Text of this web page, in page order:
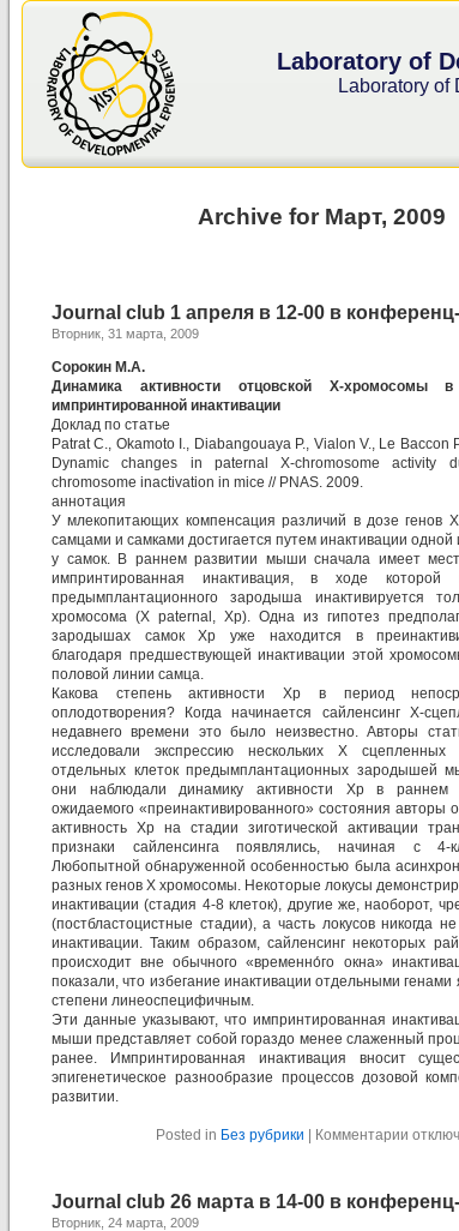
Laboratory of
Laboratory
Archive for Март, 2009
Journal club 1 апреля в 12-00 в
Вторник, 31 марта, 2009
Сорокин М.А.
Динамика активности отцовской Х-хромосомы
импринтированной инактивации
Доклад по статье
Patrat C., Okamoto I., Diabangouaya P., Vialon V., Le Baccon
Dynamic changes in paternal X-chromosome activity
chromosome inactivation in mice // PNAS. 2009.
аннотация
У млекопитающих компенсация различий в дозе генов
самцами и самками достигается путем инактивации одной
у самок. В раннем развитии мыши сначала имеет
импринтированная инактивация, в ходе которой
предымплантационного зародыша инактивируется
хромосома (X paternal, Xp). Одна из гипотез
зародышах самок Хр уже находится в
благодаря предшествующей инактивации этой
половой линии самца.
Какова степень активности Хр в период
оплодотворения? Когда начинается сайленсинг Х-
недавнего времени это было неизвестно. Авторы
исследовали экспрессию нескольких Х
отдельных клеток предымплантационных зародышей
они наблюдали динамику активности Хр в раннем
ожидаемого «преинактивированного» состояния авторы
активность Хр на стадии зиготической активации
признаки сайленсинга появлялись, начиная с 4-
Любопытной обнаруженной особенностью была
разных генов Х хромосомы. Некоторые локусы
инактивации (стадия 4-8 клеток), другие же, наоборот,
(постбластоцистные стадии), а часть локусов никогда
инактивации. Таким образом, сайленсинг некоторых
происходит вне обычного «временно́го окна»
показали, что избегание инактивации отдельными генами
степени линеоспецифичным.
Эти данные указывают, что импринтированная
мыши представляет собой гораздо менее слаженный
ранее. Импринтированная инактивация вносит
эпигенетическое разнообразие процессов дозовой
развитии.
Posted in Без рубрики Комментариик
1
Journal club 26 марта в 14-00 в
Вторник, 24 марта, 2009